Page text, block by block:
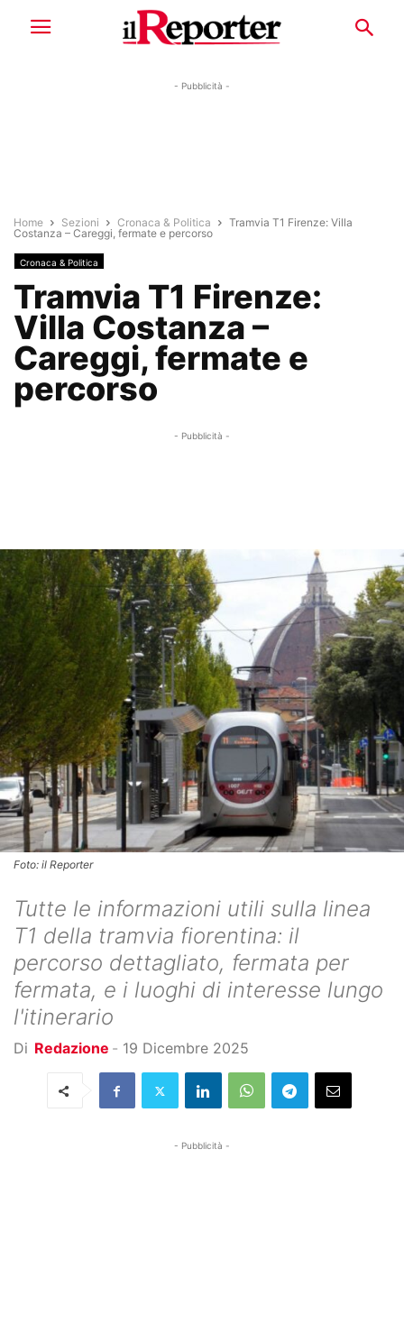
- Pubblicità -
Home Sezioni Cronaca & Politica
Tramvia T1 Firenze: Villa
Costanza – Careggi, fermate e percorso
Cronaca & Politica
Tramvia T1 Firenze:
Villa Costanza –
Careggi, fermate e
percorso
- Pubblicità -
Foto: il Reporter
Tutte le informazioni utili sulla linea
T1 della tramvia fiorentina: il
percorso dettagliato, fermata per
fermata, e i luoghi di interesse lungo
l'itinerario
Di Redazione - 19 Dicembre 2025
- Pubblicità -